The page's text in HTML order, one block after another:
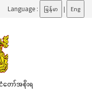
Language : မြန်မာ | Eng
တော်အစိုးရ